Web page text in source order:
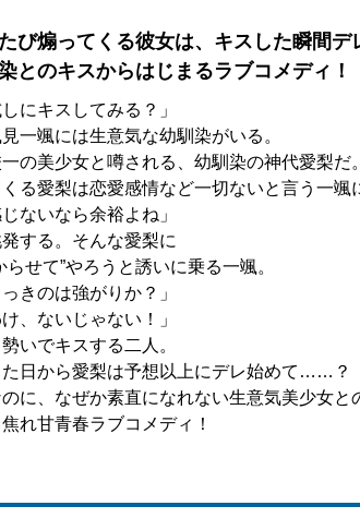
び煽ってくる彼女は、キスした瞬間デ
とのキスからはじまるラブコメディ！
にキスしてみる？」
一颯には生意気な幼馴染がいる。
の美少女と噂される、幼馴染の神代愛梨だ。
る愛梨は恋愛感情など一切ないと言う一颯
ないなら余裕よね」
する。そんな愛梨に
らせて”やろうと誘いに乗る一颯。
きのは強がりか？」
、ないじゃない！」
いでキスする二人。
た日から愛梨は予想以上にデレ始めて……？
に、なぜか素直になれない生意気美少女と
れ甘青春ラブコメディ！